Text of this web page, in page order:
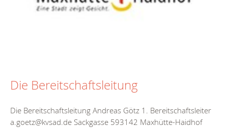
Die Bereitschaftsleitung
Die Bereitschaftsleitung Andreas Götz 1. Bereitschaftsleiter
a.goetz@kvsad.de Sackgasse 593142 Maxhütte-Haidhof